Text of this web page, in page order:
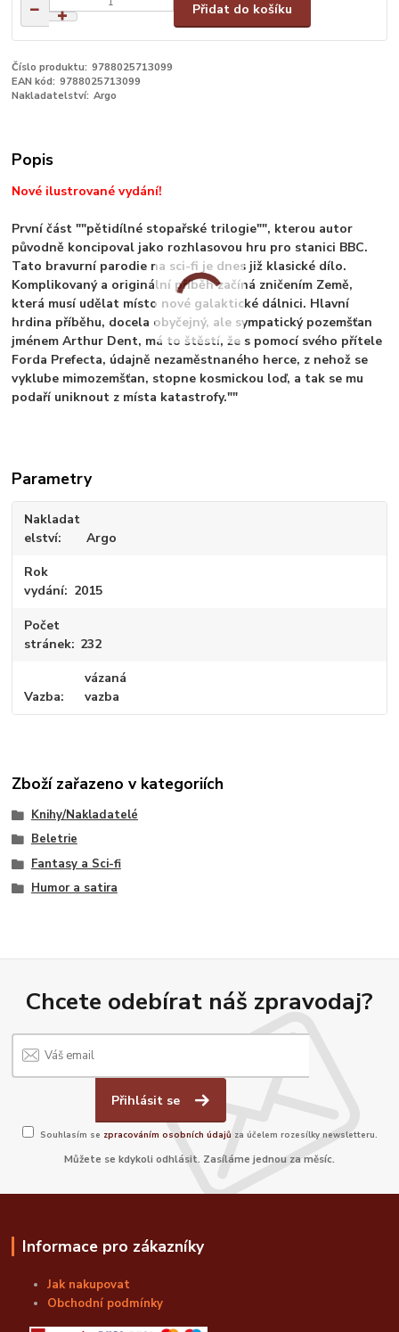
Přidat do košíku
Číslo produktu: 9788025713099
EAN kód: 9788025713099
Nakladatelství: Argo
Popis
Nové ilustrované vydání!
První část ""pětidílné stopařské trilogie"", kterou autor
původně koncipoval jako rozhlasovou hru pro stanici BBC.
Tato bravurní parodie na sci-fi je dnes již klasické dílo.
Komplikovaný a originální příběh začíná zničením Země,
která musí udělat místo nové galaktické dálnici. Hlavní
hrdina příběhu, docela obyčejný, ale sympatický pozemšťan
jménem Arthur Dent, má to štěstí, že s pomocí svého přítele
Forda Prefecta, údajně nezaměstnaného herce, z nehož se
vyklube mimozemšťan, stopne kosmickou loď, a tak se mu
podaří uniknout z místa katastrofy.""
Parametry
Nakladat
elství
Argo
Rok
vydání
2015
Počet
stránek 232
Vazba
vázaná
vazba
Zboží zařazeno v kategoriích
Knihy/Nakladatelé
Beletrie
Fantasy a Sci-fi
Humor a satira
Chcete odebírat náš zpravodaj?
Přihlásit se
Souhlasím se zpracováním osobních údajů za účelem rozesílky newsletteru.
Můžete se kdykoli odhlásit. Zasíláme jednou za měsíc.
Informace pro zákazníky
Jak nakupovat
Obchodní podmínky